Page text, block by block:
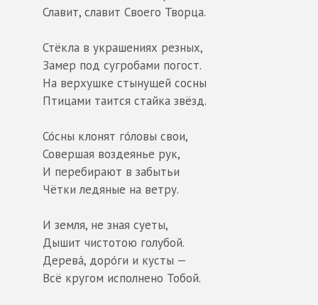
Славит, славит Своего Творца.
Стёкла в украшениях резных,
Замер под сугробами погост.
На верхушке стынущей сосны
Птицами таится стайка звёзд.
Со́сны клонят го́ловы свои,
Совершая воздеянье рук,
И перебирают в забытьи
Чётки ледяные на ветру.
И земля, не зная суеты,
Дышит чистотою голубой.
Дерева́, доро́ги и кусты —
Всё кругом исполнено Тобой.